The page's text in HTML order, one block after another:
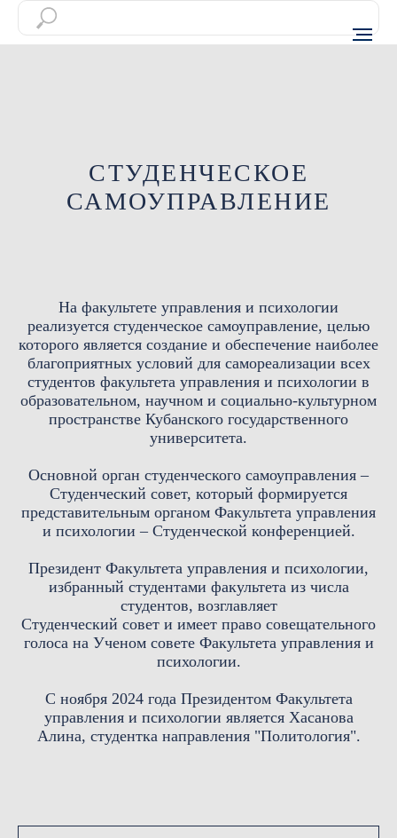
СТУДЕНЧЕСКОЕ
САМОУПРАВЛЕНИЕ
На факультете управления и психологии
реализуется студенческое самоуправление, целью
которого является создание и обеспечение наиболее
благоприятных условий для самореализации всех
студентов факультета управления и психологии в
образовательном, научном и социально-культурном
пространстве Кубанского государственного
университета.
Основной орган студенческого самоуправления –
Студенческий совет, который формируется
представительным органом Факультета управления
и психологии – Студенческой конференцией.
Президент Факультета управления и психологии,
избранный студентами факультета из числа
студентов, возглавляет
Студенческий совет и имеет право совещательного
голоса на Ученом совете Факультета управления и
психологии.
С ноября 2024 года Президентом Факультета
управления и психологии является Хасанова
Алина, студентка направления "Политология".